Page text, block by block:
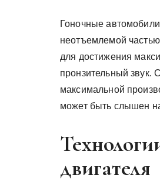
Гоночные
неотъемлемой
для достижения
пронзительный
максимальной
может быть слышен
двигателя